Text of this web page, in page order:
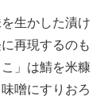
生かした漬け
再現するのも
」は鯖を米糠
噌にすりおろ